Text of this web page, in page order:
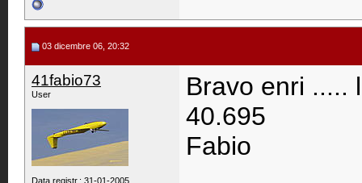
03 dicembre 06, 20:32
41fabio73
User
Data registr.: 31-01-2005
Bravo enri .....
40.695
Fabio